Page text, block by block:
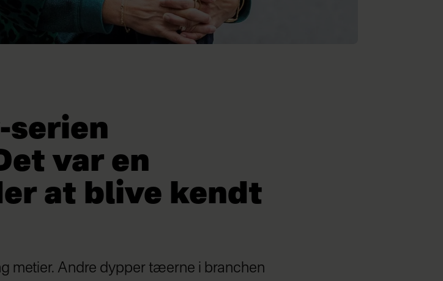
serien
var en
at blive kendt
metier. Andre dypper tæerne i branchen